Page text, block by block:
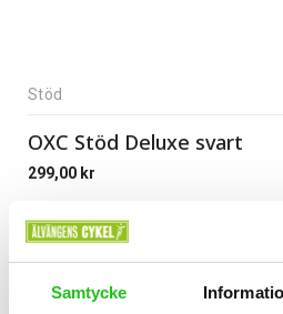
Samtycke
Stöd
OXC Stöd Deluxe svart
299,00 kr